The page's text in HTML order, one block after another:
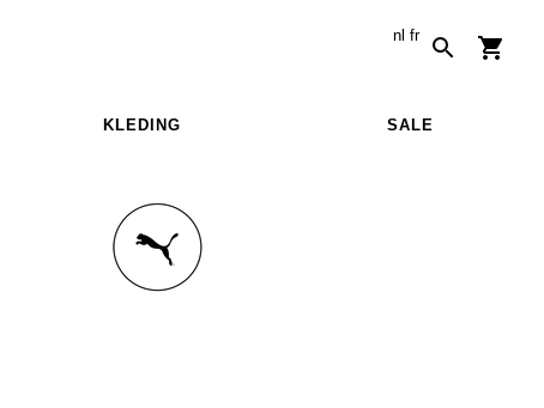
nl fr
KLEDING SALE